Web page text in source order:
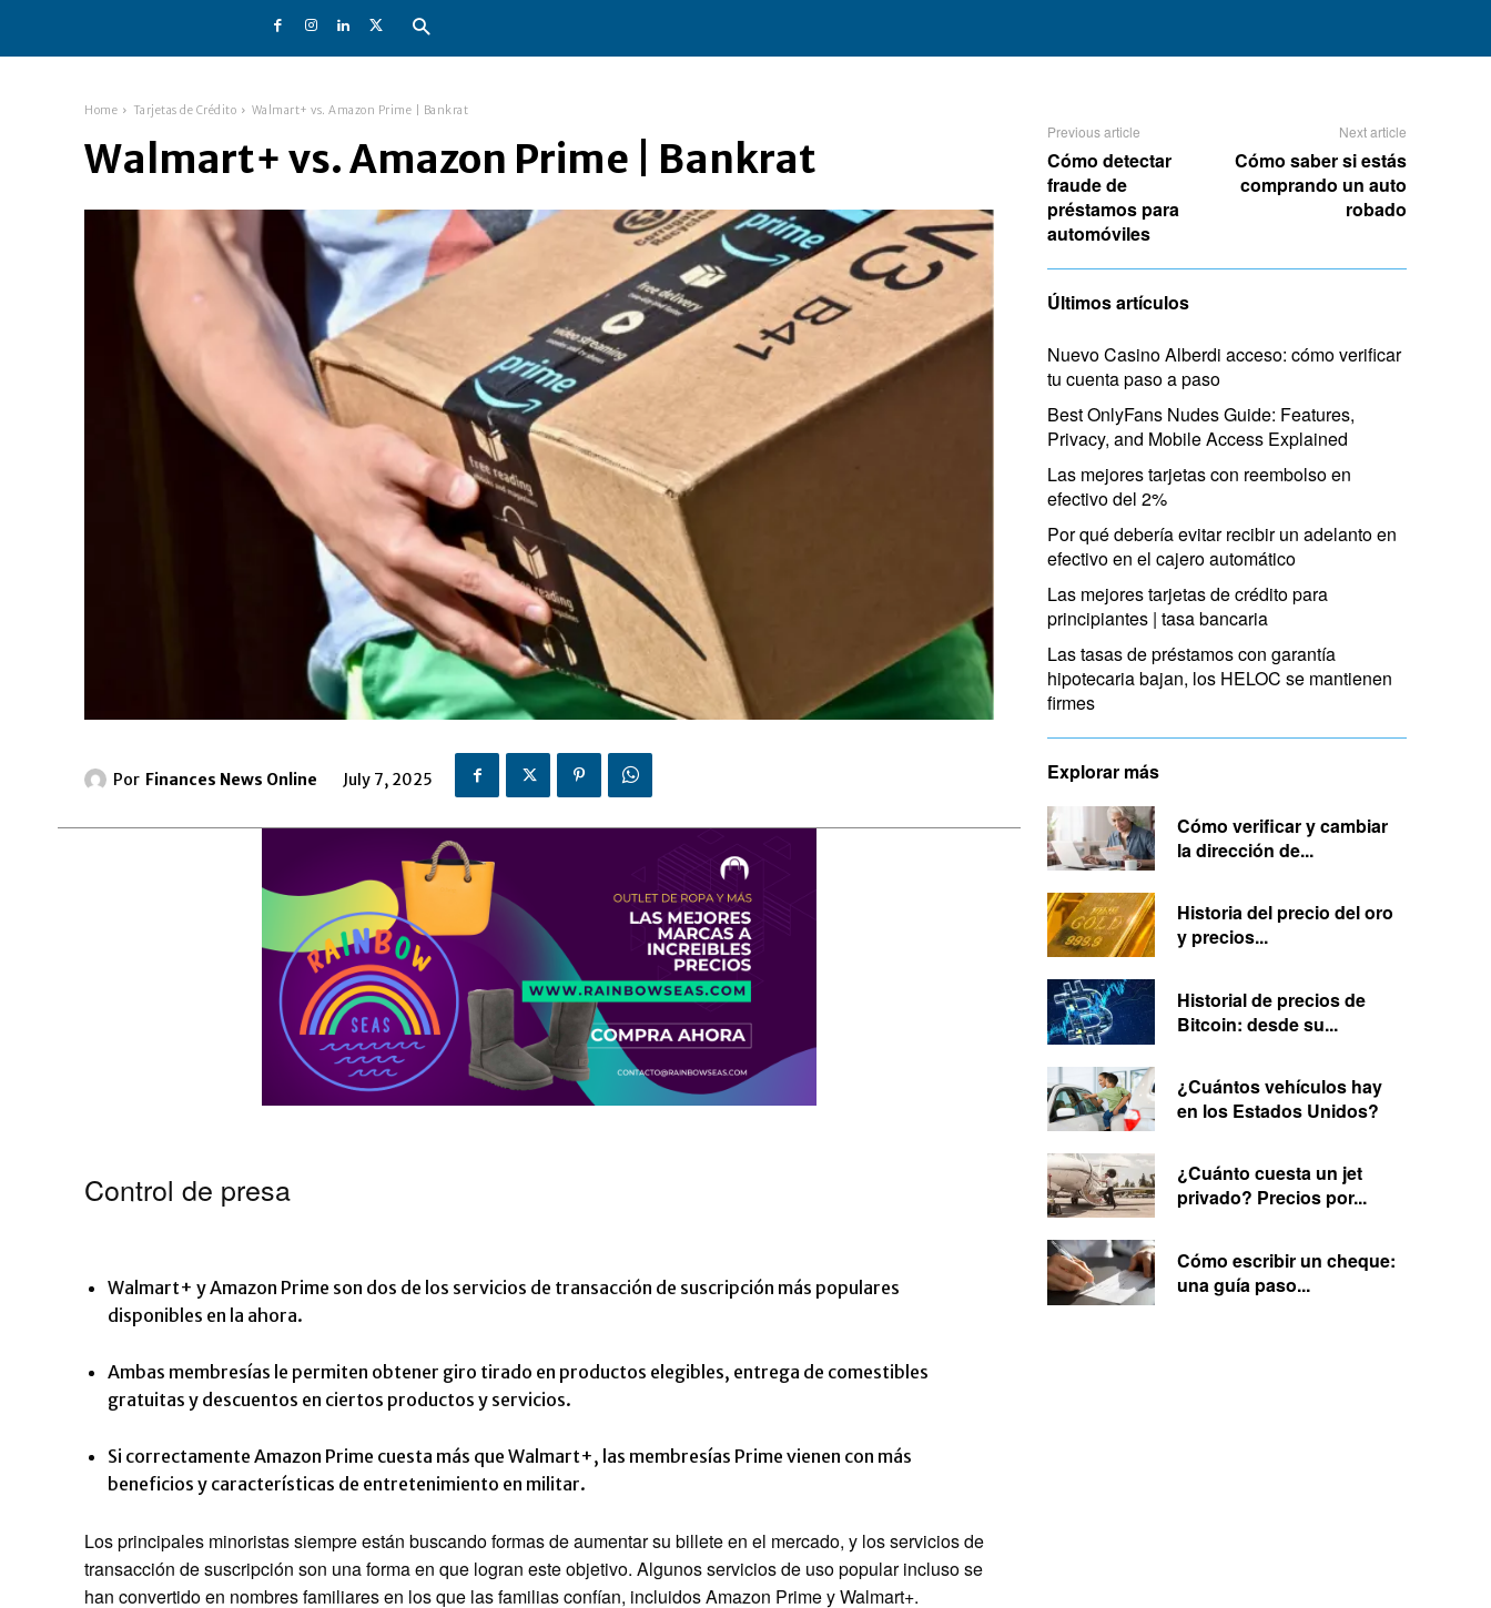
Home Tarjetas de Crédito Walmart+ vs. Amazon Prime | Bankrat
Walmart+ vs. Amazon Prime | Bankrat
Por Finances News Online July 7, 2025
Control de presa
Walmart+ y Amazon Prime son dos de los servicios de transacción de suscripción más populares
disponibles en la ahora.
Ambas membresías le permiten obtener giro tirado en productos elegibles, entrega de comestibles
gratuitas y descuentos en ciertos productos y servicios.
Si correctamente Amazon Prime cuesta más que Walmart+, las membresías Prime vienen con más
beneficios y características de entretenimiento en militar.
Los principales minoristas siempre están buscando formas de aumentar su billete en el mercado, y los servicios de
transacción de suscripción son una forma en que logran este objetivo. Algunos servicios de uso popular incluso se
han convertido en nombres familiares en los que las familias confían, incluidos Amazon Prime y Walmart+.
Previous article
Cómo detectar
fraude de
préstamos para
automóviles
Next article
Cómo saber si estás
comprando un auto
robado
Últimos artículos
Nuevo Casino Alberdi acceso: cómo verificar
tu cuenta paso a paso
Best OnlyFans Nudes Guide: Features,
Privacy, and Mobile Access Explained
Las mejores tarjetas con reembolso en
efectivo del 2%
Por qué debería evitar recibir un adelanto en
efectivo en el cajero automático
Las mejores tarjetas de crédito para
principiantes | tasa bancaria
Las tasas de préstamos con garantía
hipotecaria bajan, los HELOC se mantienen
firmes
Explorar más
Cómo verificar y cambiar
la dirección de...
Historia del precio del oro
y precios...
Historial de precios de
Bitcoin: desde su...
¿Cuántos vehículos hay
en los Estados Unidos?
¿Cuánto cuesta un jet
privado? Precios por...
Cómo escribir un cheque:
una guía paso...